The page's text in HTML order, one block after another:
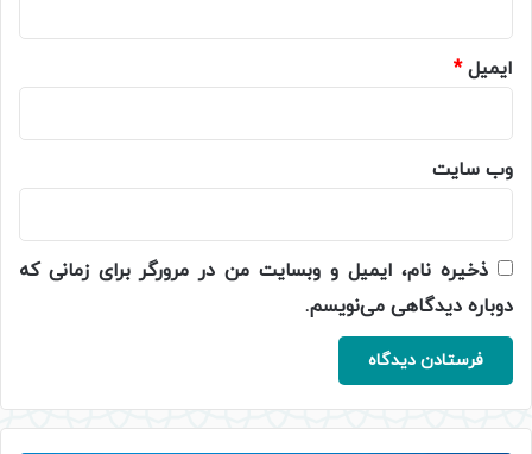
ایمیل*
وب‌ سایت
ذخیره نام، ایمیل و وبسایت من در مرورگر برای زمانی که
دوباره دیدگاهی می‌نویسم.